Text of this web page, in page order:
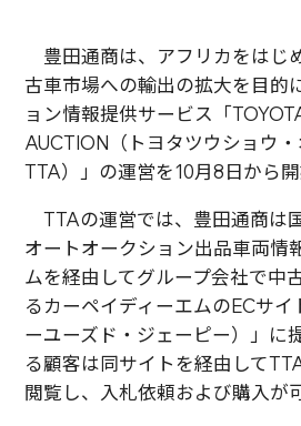
豊田通商は、アフリカをはじ
古車市場への輸出の拡大を目的
ョン情報提供サービス「
AUCTION（トヨタツウショウ
TTA）」の運営を10月8日から開
TTAの運営では、豊田通商は
オートオークション出品車両情
ムを経由してグループ会社で中
るカーペイディーエムのECサイ
ーユーズド・ジェーピー）」に
る顧客は同サイトを経由して
閲覧し、入札依頼および購入が